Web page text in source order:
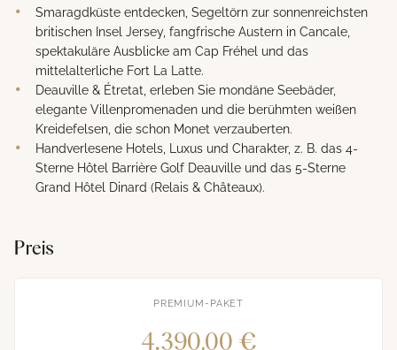
Smaragdküste entdecken, Segeltörn zur sonnenreichsten
britischen Insel Jersey, fangfrische Austern in Cancale,
spektakuläre Ausblicke am Cap Fréhel und das
mittelalterliche Fort La Latte.
Deauville & Étretat, erleben Sie mondäne Seebäder,
elegante Villenpromenaden und die berühmten weißen
Kreidefelsen, die schon Monet verzauberten.
Handverlesene Hotels, Luxus und Charakter, z. B. das 4-
Sterne Hôtel Barrière Golf Deauville und das 5-Sterne
Grand Hôtel Dinard (Relais & Châteaux).
Preis
PREMIUM-PAKET
4.390,00 €